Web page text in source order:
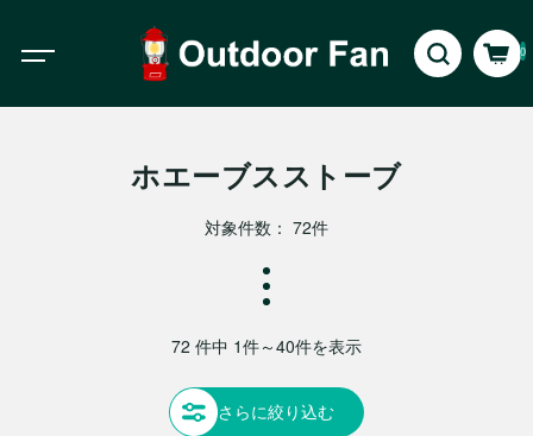
0
ホエーブスストーブ
対象件数： 72件
72 件中 1件～40件を表示
さらに絞り込む